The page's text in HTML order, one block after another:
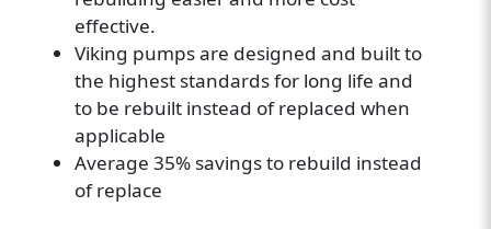
effective.
Viking pumps are designed and built to
the highest standards for long life and
to be rebuilt instead of replaced when
applicable
Average 35% savings to rebuild instead
of replace